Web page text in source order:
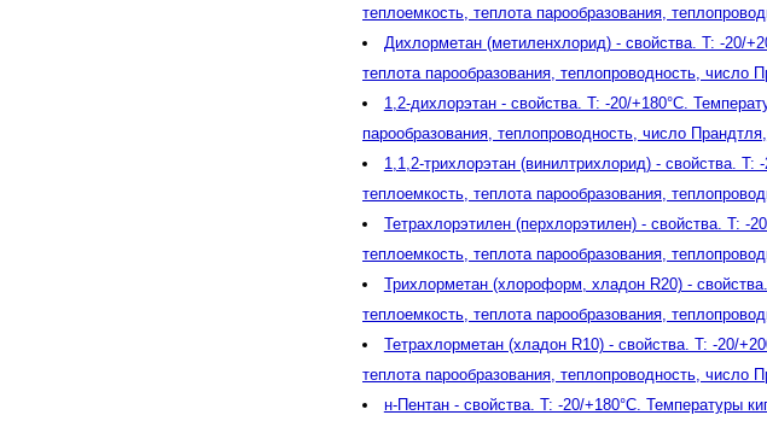
теплоемкость, теплота парообразования,
Дихлорметан (метиленхлорид) - свойства. T: -20/
теплота парообразования, теплопроводность,
1,2-дихлорэтан - свойства. T: -20/+180°C.
парообразования, теплопроводность, число
1,1,2-трихлорэтан (винилтрихлорид) - свойства.
теплоемкость, теплота парообразования,
Тетрахлорэтилен (перхлорэтилен) - свойства. T: -
теплоемкость, теплота парообразования,
Трихлорметан (хлороформ, хладон R20) -
теплоемкость, теплота парообразования,
Тетрахлорметан (хладон R10) - свойства. T: -20/
теплота парообразования, теплопроводность,
н-Пентан - свойства. T: -20/+180°C. Температуры